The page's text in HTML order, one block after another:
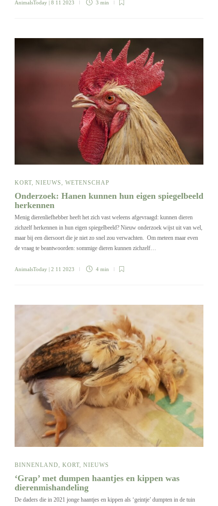
AnimalsToday | 8 11 2023 3 min
KORT NIEUWS WETENSCHAP
Onderzoek: Hanen kunnen hun eigen spiegelbeeld
herkennen
Menig dierenliefhebber heeft het zich vast weleens afgevraagd: kunnen dieren
zichzelf herkennen in hun eigen spiegelbeeld? Nieuw onderzoek wijst uit van wel,
maar bij een diersoort die je niet zo snel zou verwachten. Om meteen maar even
de vraag te beantwoorden: sommige dieren kunnen zichzelf…
AnimalsToday | 2 11 2023 4 min
BINNENLAND, KORT, NIEUWS
‘Grap’ met dumpen haantjes en kippen was
dierenmishandeling
De daders die in 2021 jonge haantjes en kippen als ‘geintje’ dumpten in de tuin